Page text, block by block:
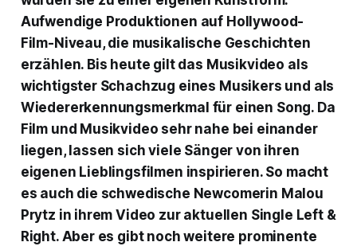
Aufwendige Produktionen auf Hollywood-
Film-Niveau, die musikalische Geschichten
erzählen. Bis heute gilt das Musikvideo als
wichtigster Schachzug eines Musikers und als
Wiedererkennungsmerkmal für einen Song. Da
Film und Musikvideo sehr nahe bei einander
liegen, lassen sich viele Sänger von ihren
eigenen Lieblingsfilmen inspirieren. So macht
es auch die schwedische Newcomerin Malou
Prytz in ihrem Video zur aktuellen Single Left &
Right. Aber es gibt noch weitere prominente